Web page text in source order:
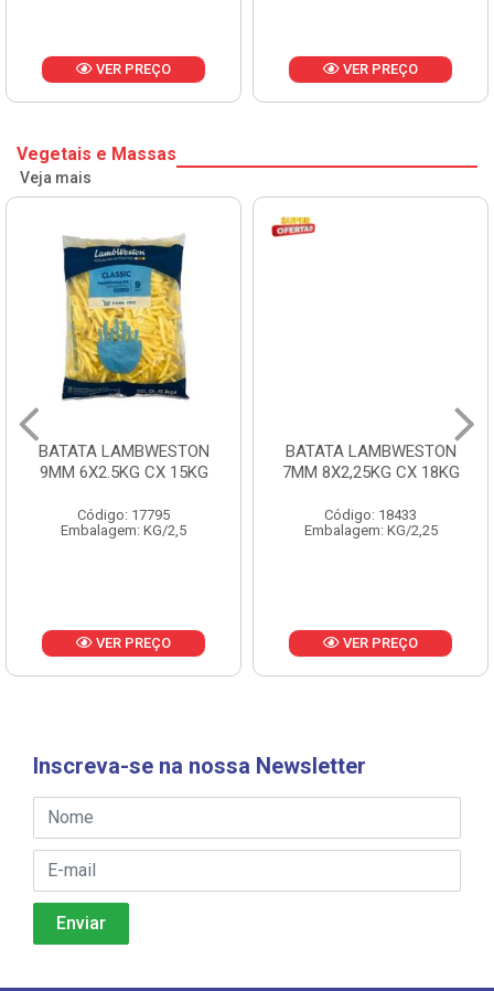
VER PREÇO VER PREÇO
Vegetais e Massas
Veja mais
BATATA LAMBWESTON
9MM 6X2.5KG CX 15KG
Código: 17795
Embalagem: KG/2,5
VER PREÇO
BATATA LAMBWESTON
7MM 8X2,25KG CX 18KG
Código: 18433
Embalagem: KG/2,25
VER PREÇO
Inscreva-se na nossa Newsletter